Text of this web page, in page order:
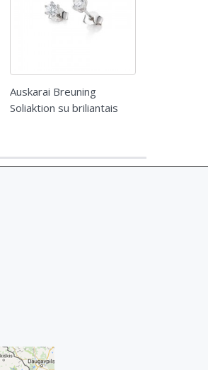
Auskarai Breuning
Soliaktion su briliantais